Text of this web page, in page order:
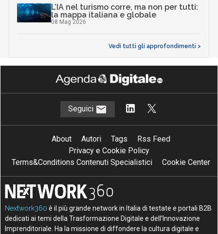
L’IA nel turismo corre, ma non per tutti:
la mappa italiana e globale
08 Mag 2026
Vedi tutti gli approfondimenti >
Seguici
About Autori Tags
Rss Feed
Privacy e Cookie Policy
Terms&Conditions Contenuti Specialistici
Cookie Center
Nextwork360 è il più grande network in Italia di testate e portali B2B
dedicati ai temi della Trasformazione Digitale e dell’Innovazione
Imprenditoriale. Ha la missione di diffondere la cultura digitale e